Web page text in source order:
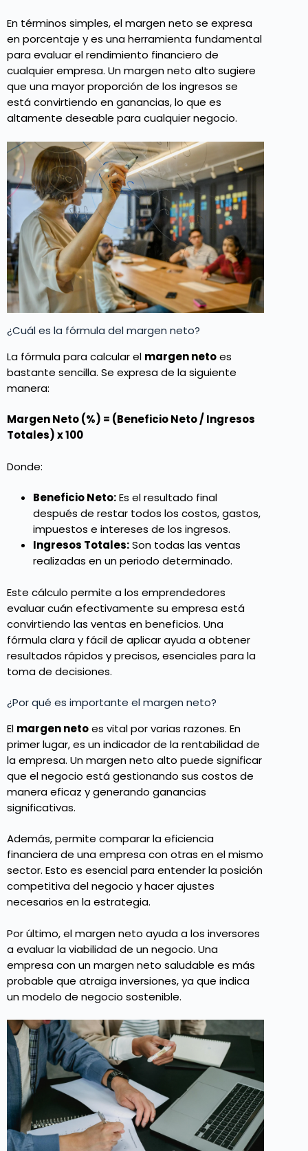
En términos simples, el margen neto se expresa
en porcentaje y es una herramienta fundamental
para evaluar el rendimiento financiero de
cualquier empresa. Un margen neto alto sugiere
que una mayor proporción de los ingresos se
está convirtiendo en ganancias, lo que es
altamente deseable para cualquier negocio.
¿Cuál es la fórmula del margen neto?
La fórmula para calcular el margen netoes
bastante sencilla. Se expresa de la siguiente
manera:
Margen Neto (%) = (Beneficio Neto / Ingresos
Totales) x 100
Donde:
Beneficio Neto:Es el resultado final
después de restar todos los costos, gastos,
impuestos e intereses de los ingresos.
Ingresos Totales:Son todas las ventas
realizadas en un periodo determinado.
Este cálculo permite a los emprendedores
evaluar cuán efectivamente su empresa está
convirtiendo las ventas en beneficios. Una
fórmula clara y fácil de aplicar ayuda a obtener
resultados rápidos y precisos, esenciales para la
toma de decisiones.
¿Por qué es importante el margen neto?
El margen netoes vital por varias razones. En
primer lugar, es un indicador de la rentabilidad de
la empresa. Un margen neto alto puede significar
que el negocio está gestionando sus costos de
manera eficaz y generando ganancias
significativas.
Además, permite comparar la eficiencia
financiera de una empresa con otras en el mismo
sector. Esto es esencial para entender la posición
competitiva del negocio y hacer ajustes
necesarios en la estrategia.
Por último, el margen neto ayuda a los inversores
a evaluar la viabilidad de un negocio. Una
empresa con un margen neto saludable es más
probable que atraiga inversiones, ya que indica
un modelo de negocio sostenible.